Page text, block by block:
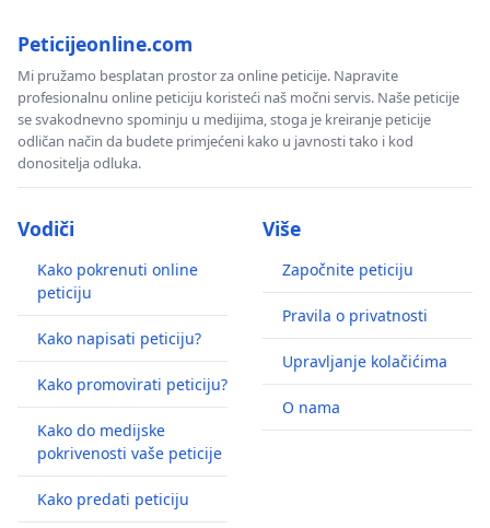
Peticijeonline.com
Mi pružamo besplatan prostor za online peticije. Napravite
profesionalnu online peticiju koristeći naš močni servis. Naše peticije
se svakodnevno spominju u medijima, stoga je kreiranje peticije
odličan način da budete primjećeni kako u javnosti tako i kod
donositelja odluka.
Vodiči
Kako pokrenuti online
peticiju
Kako napisati peticiju?
Kako promovirati peticiju?
Kako do medijske
pokrivenosti vaše peticije
Kako predati peticiju
Više
Započnite peticiju
Pravila o privatnosti
Upravljanje kolačićima
O nama